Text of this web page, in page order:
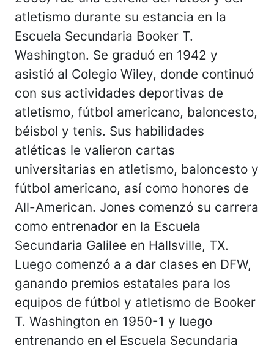
atletismo durante su estancia en la
Escuela Secundaria Booker T.
Washington. Se graduó en 1942 y
asistió al Colegio Wiley, donde continuó
con sus actividades deportivas de
atletismo, fútbol americano, baloncesto,
béisbol y tenis. Sus habilidades
atléticas le valieron cartas
universitarias en atletismo, baloncesto y
fútbol americano, así como honores de
All-American. Jones comenzó su carrera
como entrenador en la Escuela
Secundaria Galilee en Hallsville, TX.
Luego comenzó a a dar clases en DFW,
ganando premios estatales para los
equipos de fútbol y atletismo de Booker
T. Washington en 1950-1 y luego
entrenando en el Escuela Secundaria